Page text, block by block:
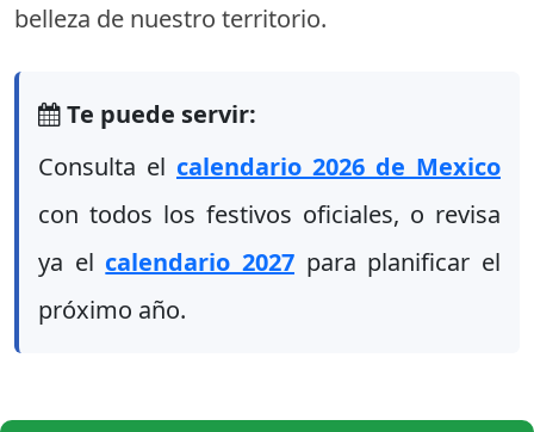
belleza de nuestro territorio.
Te puede servir:
Consulta el calendario 2026 de Mexico
con todos los festivos oficiales, o revisa
ya el calendario 2027 para planificar el
próximo año.